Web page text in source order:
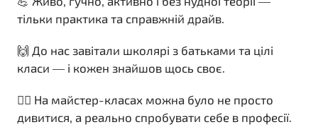
тільки практика та справжній драйв.
🙌 До нас завітали школярі з батьками та цілі
класи — і кожен знайшов щось своє.
👷‍♂️ На майстер-класах можна було не просто
дивитися, а реально спробувати себе в професії.